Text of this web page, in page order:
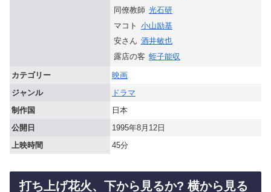
同僚教師 光石研
マコト 小山励基
安さん 酒井敏也
露店の客 蛭子能収
カテゴリー
映画
ジャンル
ドラマ
制作国
日本
公開日
1995年8月12日
上映時間
45分
打ち上げ花火、下から見るか? 横から見る